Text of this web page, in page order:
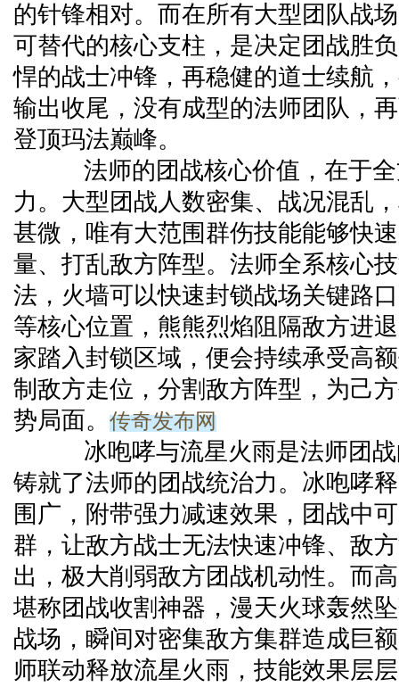
的针锋相对。而在所有大型团队战
可替代的核心支柱，是决定团战胜
悍的战士冲锋，再稳健的道士续航
输出收尾，没有成型的法师团队，
登顶玛法巅峰。
法师的团战核心价值，在于全
力。大型团战人数密集、战况混乱
甚微，唯有大范围群伤技能能够快
量、打乱敌方阵型。法师全系核心
法，火墙可以快速封锁战场关键路
等核心位置，熊熊烈焰阻隔敌方进
家踏入封锁区域，便会持续承受高
制敌方走位，分割敌方阵型，为己
势局面。 传奇发布网
冰咆哮与流星火雨是法师团战
铸就了法师的团战统治力。冰咆哮
围广，附带强力减速效果，团战中
群，让敌方战士无法快速冲锋、敌
出，极大削弱敌方团战机动性。而
堪称团战收割神器，漫天火球轰然
战场，瞬间对密集敌方集群造成巨
师联动释放流星火雨，技能效果层